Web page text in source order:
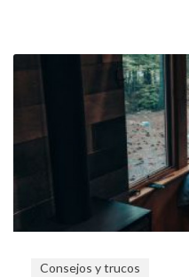
Consejos y trucos